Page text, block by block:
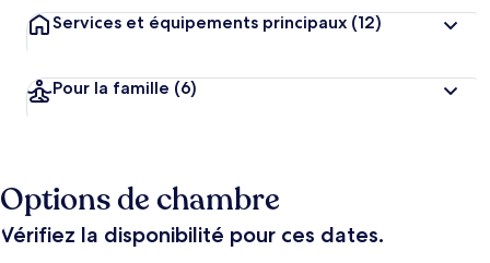
Services et équipements principaux (12)
Pour la famille (6)
Options de chambre
Vérifiez la disponibilité pour ces dates.